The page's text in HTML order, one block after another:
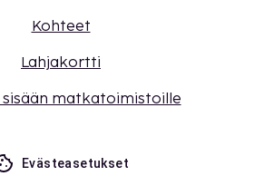
Kohteet
Lahjakortti
sisään matkatoimistoille
Evästeasetukset